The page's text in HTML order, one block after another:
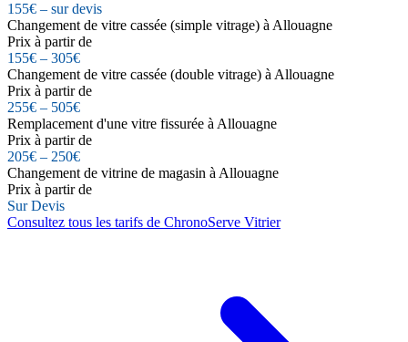
155€ – sur devis
Changement de vitre cassée (simple vitrage) à Allouagne
Prix à partir de
155€ – 305€
Changement de vitre cassée (double vitrage) à Allouagne
Prix à partir de
255€ – 505€
Remplacement d'une vitre fissurée à Allouagne
Prix à partir de
205€ – 250€
Changement de vitrine de magasin à Allouagne
Prix à partir de
Sur Devis
Consultez tous les tarifs de ChronoServe Vitrier